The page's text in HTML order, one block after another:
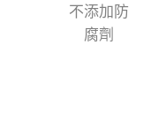
不添加防
腐劑